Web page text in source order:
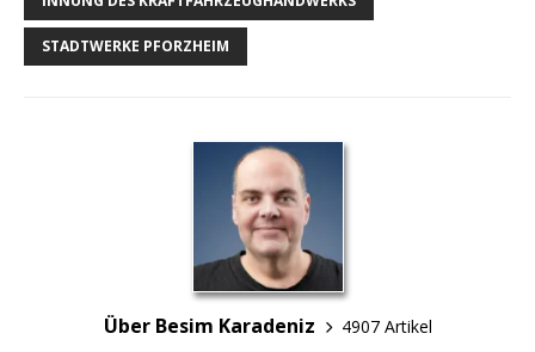
STADTWERKE PFORZHEIM
Über Besim Karadeniz
4907 Artikel